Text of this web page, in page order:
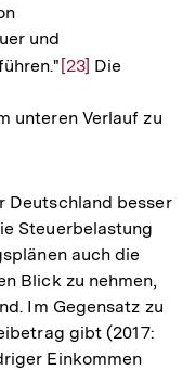
und
Zur
der
[23] Die
unteren Verlauf zu
Deutschland besser
Steuerbelastung
auch die
Blick zu nehmen,
Im Gegensatz zu
gibt (2017:
Einkommen